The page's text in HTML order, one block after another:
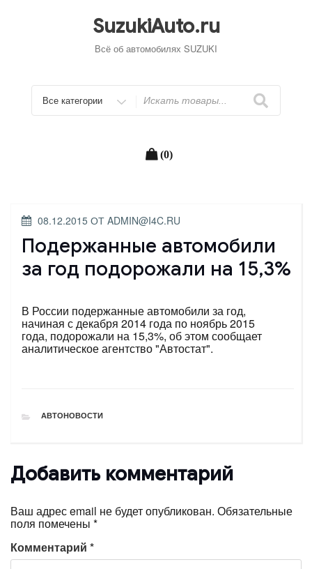
SuzukiAuto.ru
Всё об автомобилях SUZUKI
Искать
(0)
ОПУБЛИКОВАНО
08.12.2015 ОТ ADMIN@I4C.RU
Подержанные автомобили
за год подорожали на 15,3%
В России подержанные автомобили за год,
начиная с декабря 2014 года по ноябрь 2015
года, подорожали на 15,3%, об этом сообщает
аналитическое агентство "Автостат".
РУБРИКИ
АВТОНОВОСТИ
Добавить комментарий
Ваш адрес email не будет опубликован. Обязательные
поля помечены *
Комментарий *